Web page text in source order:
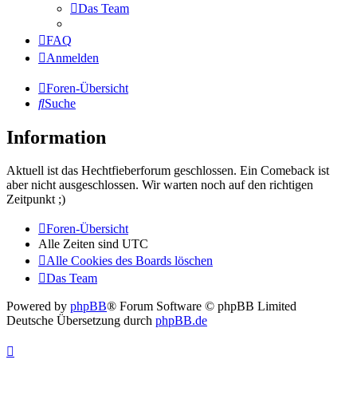
Das Team
FAQ
Anmelden
Foren-Übersicht
Suche
Information
Aktuell ist das Hechtfieberforum geschlossen. Ein Comeback ist
aber nicht ausgeschlossen. Wir warten noch auf den richtigen
Zeitpunkt ;)
Foren-Übersicht
Alle Zeiten sind UTC
Alle Cookies des Boards löschen
Das Team
Powered by phpBB® Forum Software © phpBB Limited
Deutsche Übersetzung durch phpBB.de